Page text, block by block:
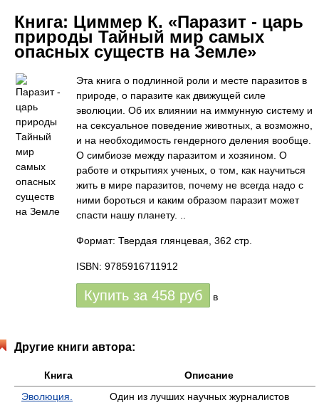
Книга: Циммер К. «Паразит - царь
природы Тайный мир самых
опасных существ на Земле»
Эта книга о подлинной роли и месте паразитов в
природе, о паразите как движущей силе
эволюции. Об их влиянии на иммунную систему и
на сексуальное поведение животных, а возможно,
и на необходимость гендерного деления вообще.
О симбиозе между паразитом и хозяином. О
работе и открытиях ученых, о том, как научиться
жить в мире паразитов, почему не всегда надо с
ними бороться и каким образом паразит может
спасти нашу планету. ..
Формат: Твердая глянцевая, 362 стр.
ISBN: 9785916711912
Купить за 458 руб в
Другие книги автора:
Книга
Описание
Эволюция.
Один из лучших научных журналистов